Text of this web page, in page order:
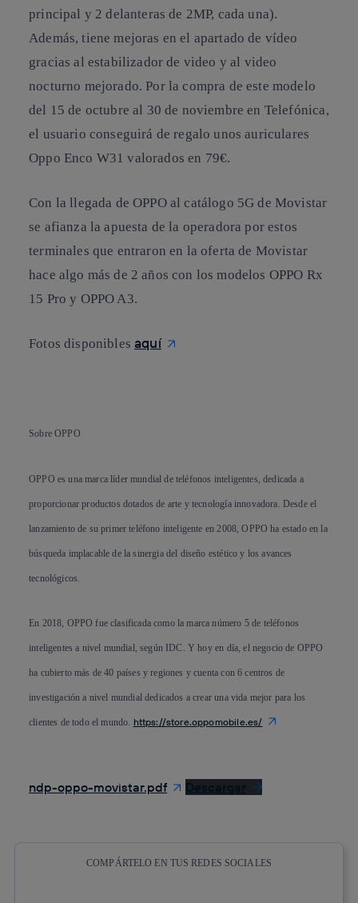
principal y 2 delanteras de 2MP, cada una).
Además, tiene mejoras en el apartado de vídeo
gracias al estabilizador de video y al video
nocturno mejorado. Por la compra de este modelo
del 15 de octubre al 30 de noviembre en Telefónica,
el usuario conseguirá de regalo unos auriculares
Oppo Enco W31 valorados en 79€.
Con la llegada de OPPO al catálogo 5G de Movistar
se afianza la apuesta de la operadora por estos
terminales que entraron en la oferta de Movistar
hace algo más de 2 años con los modelos OPPO Rx
15 Pro y OPPO A3.
Fotos disponiblesaquí
Sobre OPPO
OPPO es una marca líder mundial de teléfonos inteligentes, dedicada a
proporcionar productos dotados de arte y tecnología innovadora. Desde el
lanzamiento de su primer teléfono inteligente en 2008, OPPO ha estado en la
búsqueda implacable de la sinergia del diseño estético y los avances
tecnológicos.
En 2018, OPPO fue clasificada como la marca número 5 de teléfonos
inteligentes a nivel mundial, según IDC. Y hoy en día, el negocio de OPPO
ha cubierto más de 40 países y regiones y cuenta con 6 centros de
investigación a nivel mundial dedicados a crear una vida mejor para los
clientes de todo el mundo. https://store.oppomobile.es/
ndp-oppo-movistar.pdf Descargar
COMPÁRTELO EN TUS REDES SOCIALES